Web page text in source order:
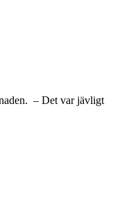
– Det var jävligt